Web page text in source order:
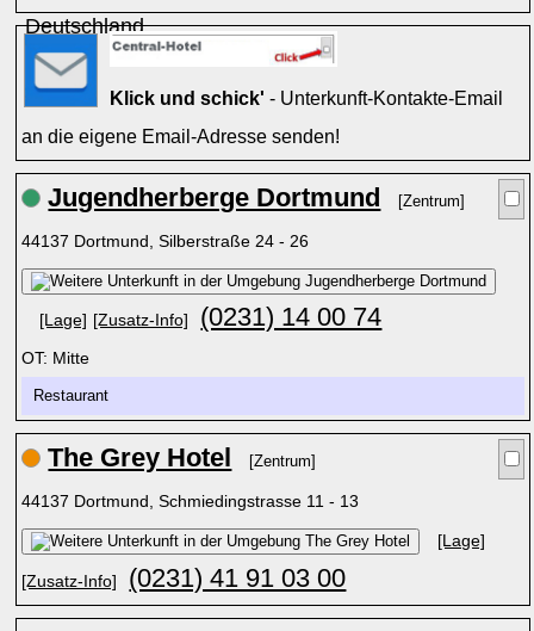
Klick und schick' - Unterkunft-Kontakte-Email
an die eigene Email-Adresse senden!
Jugendherberge Dortmund [Zentrum]
44137 Dortmund, Silberstraße 24 - 26
[Lage] [Zusatz-Info] (0231) 14 00 74
OT: Mitte
Restaurant
The Grey Hotel [Zentrum]
44137 Dortmund, Schmiedingstrasse 11 - 13
[Lage]
[Zusatz-Info] (0231) 41 91 03 00